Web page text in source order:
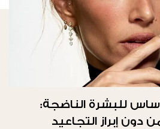
أساس للبشرة الناضجة:
إبراز التجاعيد